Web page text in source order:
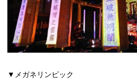
▼メガネリンピック